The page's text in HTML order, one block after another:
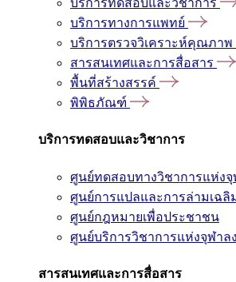
บริการทดสอบและวิชาการ
บริการทางการแพทย์
บริการตรวจวิเคราะห์คุณภาพ
สารสนเทศและการสื่อสาร
พื้นที่สร้างสรรค์
พิพิธภัณฑ์
บริการทดสอบและวิชาการ
ศูนย์ทดสอบทางวิชาการแห่งจุ
ศูนย์การแปลและการล่ามเฉลิ
ศูนย์กฎหมายเพื่อประชาชน
ศูนย์บริการวิชาการแห่งจุฬา
สารสนเทศและการสื่อสาร